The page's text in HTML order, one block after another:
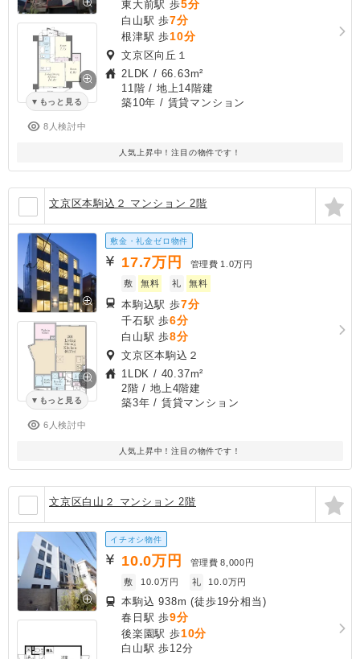
もっと見る
8人検討中
東大前駅 歩5分
白山駅 歩7分
根津駅 歩10分
文京区向丘１
2LDK / 66.63m²
11階 / 地上14階建
築10年 / 賃貸マンション
人気上昇中！注目の物件です！
文京区本駒込２ マンション 2階
もっと見る
6人検討中
敷金・礼金ゼロ物件
17.7万円 管理費 1.0万円
敷
無料 礼 無料
本駒込駅 歩7分
千石駅 歩6分
白山駅 歩8分
文京区本駒込２
1LDK / 40.37m²
2階 / 地上4階建
築3年 / 賃貸マンション
人気上昇中！注目の物件です！
文京区白山２ マンション 2階
イチオシ物件
10.0万円 管理費 8,000円
敷
10.0万円 礼 10.0万円
本駒込 938m (徒歩19分相当)
春日駅 歩9分
後楽園駅 歩10分
白山駅 歩12分